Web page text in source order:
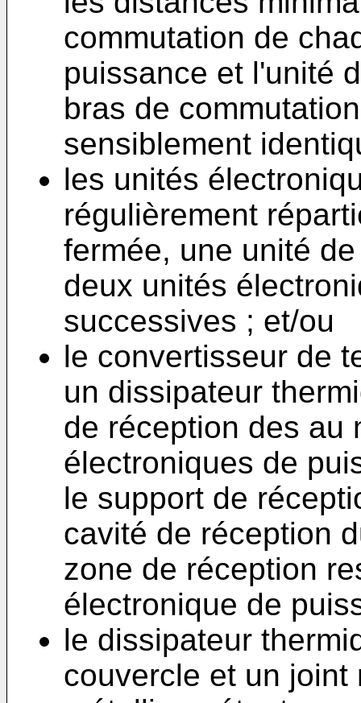
commutation de
puissance et l'unité
bras de
sensiblement
les unités
régulièrement
fermée, une unité
deux unités
successives ; et/ou
le convertisseur de
un dissipateur
de réception des au
électroniques de
le support de
cavité de réception
zone de réception
électronique de
le dissipateur
couvercle et un joint